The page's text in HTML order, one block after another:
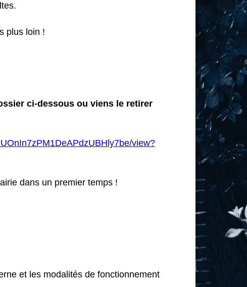
plus loin !
ci-dessous ou viens le retirer
view?
dans un premier temps !
et les modalités de fonctionnement